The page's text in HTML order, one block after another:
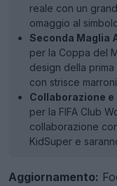
reale con un
omaggio al
Seconda Maglia
per la Coppa del
design della
con strisce
Collaborazione
per la FIFA Club
collaborazione
KidSuper e
Aggiornamento: